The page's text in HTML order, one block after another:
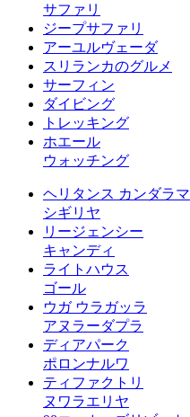
サファリ
ジープサファリ
アーユルヴェーダ
スリランカのグルメ
サーフィン
ダイビング
トレッキング
ホエール
ウォッチング
ヘリタンス カンダラマ
シギリヤ
リージェンシー
キャンディ
ライトハウス
ゴール
ウガ ウラガッラ
アヌラーダプラ
ディアパーク
ポロンナルワ
ティファクトリ
ヌワラエリヤ